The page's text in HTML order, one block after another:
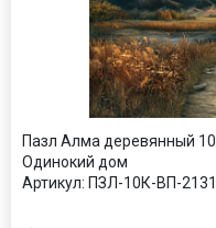
Пазл Алма деревянный
Одинокий дом
Артикул: ПЗЛ-10К-ВП-2131